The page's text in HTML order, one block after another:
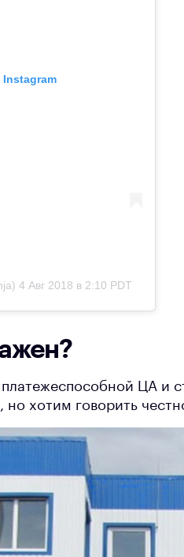
Instagram
4 Авг 2018 в 2:10 PDT
ЦА и
но хотим говорить